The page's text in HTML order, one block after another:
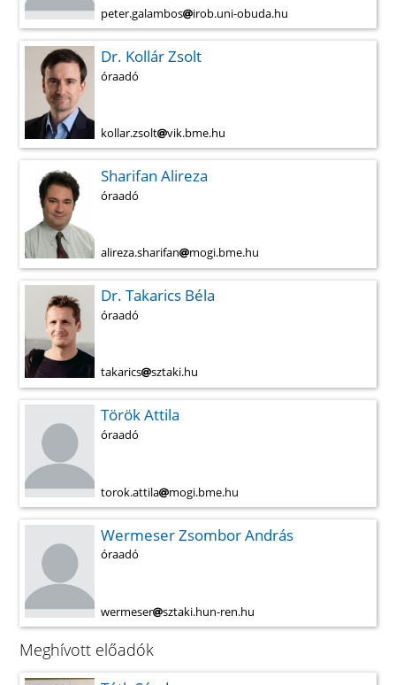
peter.galambos irob.uni-obuda.hu
Dr. Kollár Zsolt
óraadó
kollar.zsolt vik.bme.hu
Sharifan Alireza
óraadó
alireza.sharifan mogi.bme.hu
Dr. Takarics Béla
óraadó
takarics sztaki.hu
Török Attila
óraadó
torok.attila mogi.bme.hu
Wermeser Zsombor András
óraadó
wermeser sztaki.hun-ren.hu
Meghívott előadók